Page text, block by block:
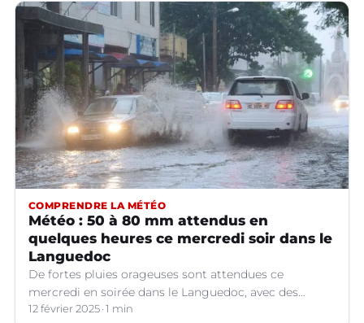
COMPRENDRE LA MÉTÉO
Météo : 50 à 80 mm attendus en
quelques heures ce mercredi soir dans le
Languedoc
De fortes pluies orageuses sont attendues ce
mercredi en soirée dans le Languedoc, avec des
cumuls importants. Les prévisions météo.
12 février 2025 1 min